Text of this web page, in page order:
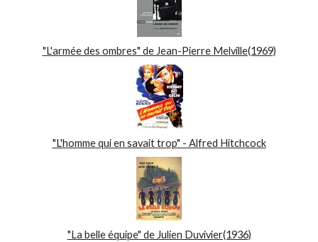
"L'armée des ombres" de Jean-Pierre Melville(1969)
"L'homme qui en savait trop" - Alfred Hitchcock
"La belle équipe" de Julien Duvivier(1936)